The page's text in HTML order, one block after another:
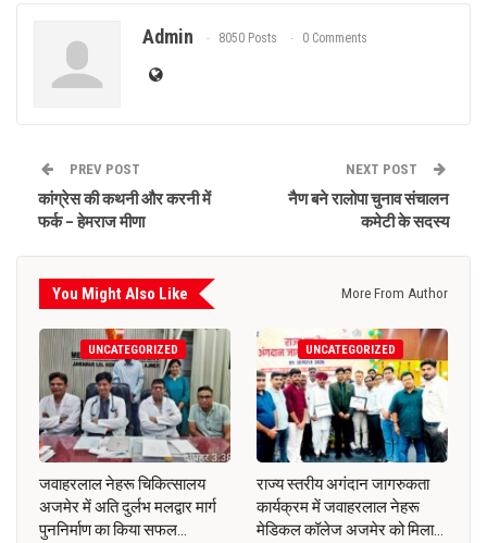
Admin 8050 Posts 0 Comments
PREV POST
कांग्रेस की कथनी और करनी में
फर्क – हेमराज मीणा
NEXT POST
नैण बने रालोपा चुनाव संचालन
कमेटी के सदस्य
You Might Also Like More From Author
UNCATEGORIZED
जवाहरलाल नेहरू चिकित्सालय
अजमेर में अति दुर्लभ मलद्वार मार्ग
पुननिर्माण का किया सफल…
UNCATEGORIZED
राज्य स्तरीय अगंदान जागरुकता
कार्यक्रम में जवाहरलाल नेहरू
मेडिकल कॉलेज अजमेर को मिला…